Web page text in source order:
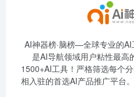
AI神器榜·脑榜—全球专业的AI
是AI导航领域用户粘性最高
1500+AI工具！严格筛选每个
相入驻的首选AI产品推广平台